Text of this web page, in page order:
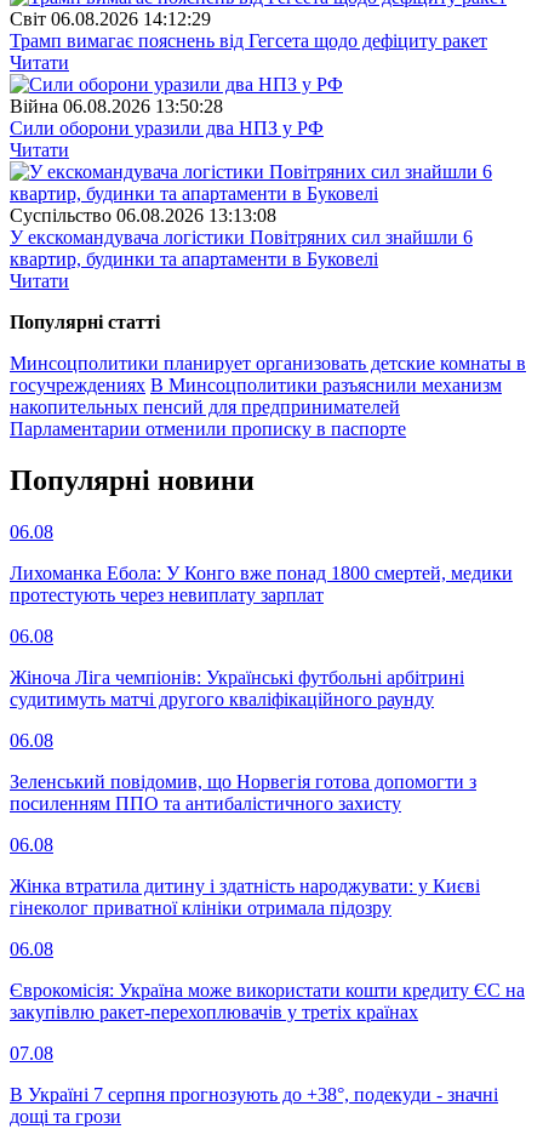
Свiт 06.08.2026 14:12:29
Трамп вимагає пояснень від Гегсета щодо дефіциту ракет
Читати
Війна 06.08.2026 13:50:28
Сили оборони уразили два НПЗ у РФ
Читати
Суспiльство 06.08.2026 13:13:08
У екскомандувача логістики Повітряних сил знайшли 6
квартир, будинки та апартаменти в Буковелі
Читати
Популярнi статтi
Минсоцполитики планирует организовать детские комнаты в
госучреждениях В Минсоцполитики разъяснили механизм
накопительных пенсий для предпринимателей
Парламентарии отменили прописку в паспорте
Популярнi новини
06.08
Лихоманка Ебола: У Конго вже понад 1800 смертей, медики
протестують через невиплату зарплат
06.08
Жіноча Ліга чемпіонів: Українські футбольні арбітрині
судитимуть матчі другого кваліфікаційного раунду
06.08
Зеленський повідомив, що Норвегія готова допомогти з
посиленням ППО та антибалістичного захисту
06.08
Жінка втратила дитину і здатність народжувати: у Києві
гінеколог приватної клініки отримала підозру
06.08
Єврокомісія: Україна може використати кошти кредиту ЄС на
закупівлю ракет-перехоплювачів у третіх країнах
07.08
В Україні 7 серпня прогнозують до +38°, подекуди - значні
дощі та грози